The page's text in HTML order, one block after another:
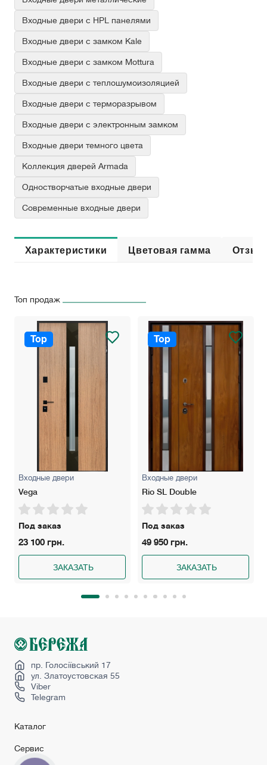
Входные двери с HPL панелями
Входные двери с замком Kale
Входные двери с замком Mottura
Входные двери с теплошумоизоляцией
Входные двери с терморазрывом
Входные двери с электронным замком
Входные двери темного цвета
Коллекция дверей Armada
Одностворчатые входные двери
Современные входные двери
Характеристики Цветовая гамма
Топ продаж
Top
Входные двери
Vega
Под заказ
23 100 грн.
ЗАКАЗАТЬ
Top
Входные двери
Rio SL Double
Под заказ
49 950 грн.
ЗАКАЗАТЬ
пр. Голосіївський 17
ул. Златоустовская 55
Viber
Telegram
Каталог
Сервис